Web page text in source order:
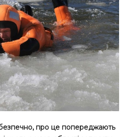
про це попереджають